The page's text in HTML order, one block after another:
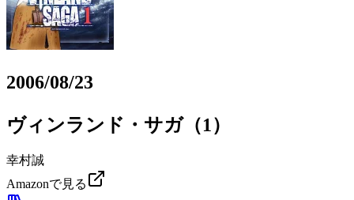
2006/08/23
ヴィンランド・サガ（1）
幸村誠
Amazonで見る